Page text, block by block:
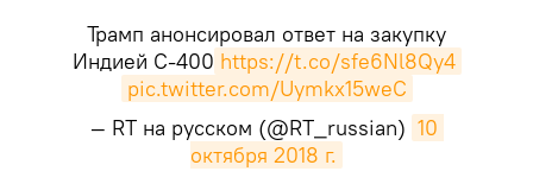
Трамп анонсировал ответ на закупку
Индией С-400 https://t.co/sfe6Nl8Qy4
pic.twitter.com/Uymkx15weC
— RT на русском (@RT_russian) 10
октября 2018 г.